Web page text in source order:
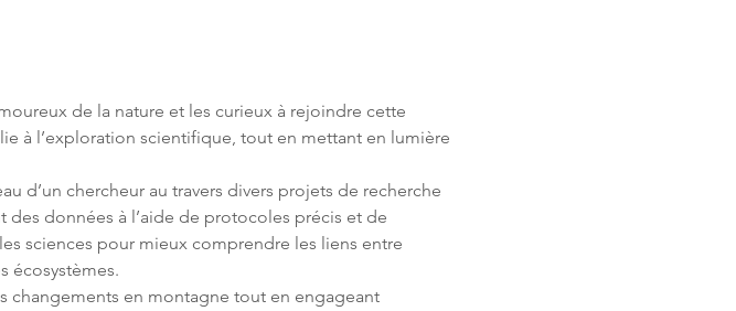
de la nature et les curieux à rejoindre cette
à l’exploration scientifique, tout en mettant en lumière
d’un chercheur au travers divers projets de recherche
données à l’aide de protocoles précis et de
sciences pour mieux comprendre les liens entre
écosystèmes.
changements en montagne tout en engageant